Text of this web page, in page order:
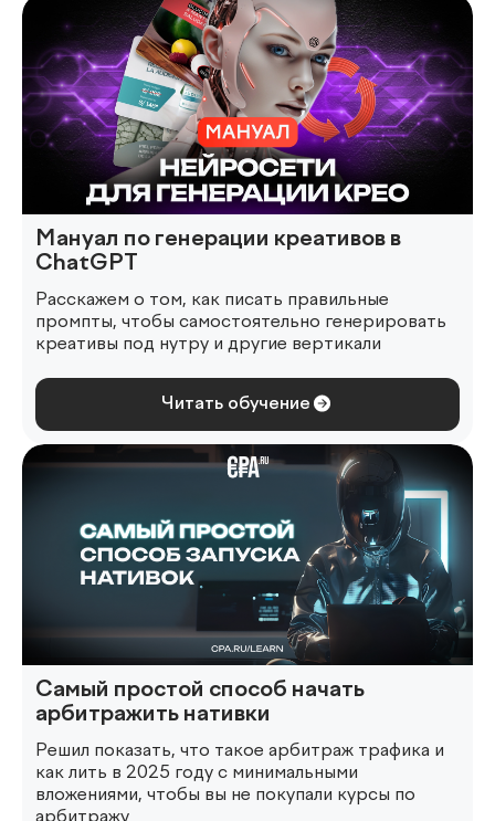
Мануал по генерации креативов в
ChatGPT
Расскажем о том, как писать правильные
промпты, чтобы самостоятельно генерировать
креативы под нутру и другие вертикали
Читать обучение
Самый простой способ начать
арбитражить нативки
Решил показать, что такое арбитраж трафика и
как лить в 2025 году с минимальными
вложениями, чтобы вы не покупали курсы по
арбитражу